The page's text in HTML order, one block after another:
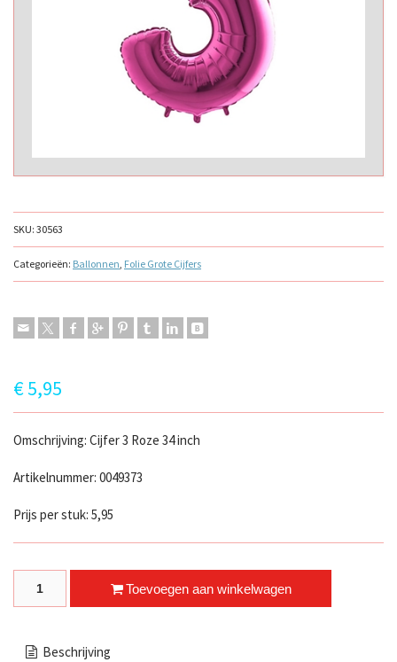
SKU: 30563
Categorieën: Ballonnen, Folie Grote Cijfers
€5,95
Omschrijving: Cijfer 3 Roze 34 inch
Artikelnummer: 0049373
Prijs per stuk: 5,95
Cijfer 3 Roze quantityToevoegen aan winkelwagen
Beschrijving